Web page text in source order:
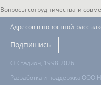
Вопросы сотрудничества и
© Стадион, 1998-2026
Разработка и поддержка ООО
Адресов в новостной
Подпишись